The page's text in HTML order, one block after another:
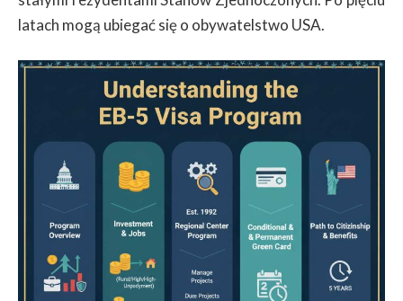
latach mogą ubiegać się o obywatelstwo USA.